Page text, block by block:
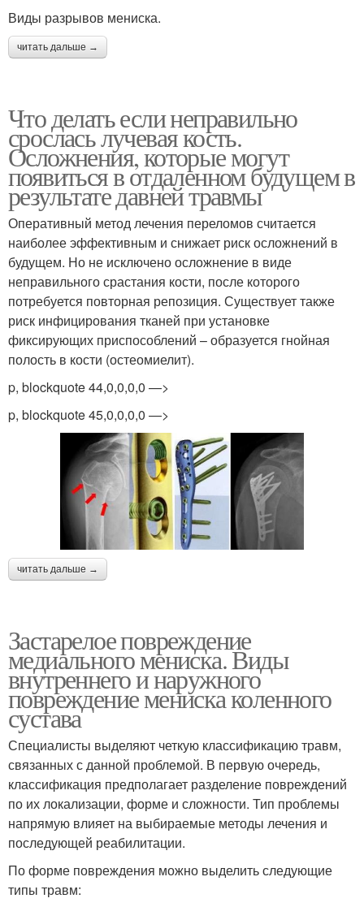
Виды разрывов мениска.
читать дальше →
Что делать если неправильно
срослась лучевая кость.
Осложнения, которые могут
появиться в отдаленном будущем в
результате давней травмы
Оперативный метод лечения переломов считается
наиболее эффективным и снижает риск осложнений в
будущем. Но не исключено осложнение в виде
неправильного срастания кости, после которого
потребуется повторная репозиция. Существует также
риск инфицирования тканей при установке
фиксирующих приспособлений – образуется гнойная
полость в кости (остеомиелит).
p, blockquote 44,0,0,0,0 —>
p, blockquote 45,0,0,0,0 —>
читать дальше →
Застарелое повреждение
медиального мениска. Виды
внутреннего и наружного
повреждение мениска коленного
сустава
Специалисты выделяют четкую классификацию травм,
связанных с данной проблемой. В первую очередь,
классификация предполагает разделение повреждений
по их локализации, форме и сложности. Тип проблемы
напрямую влияет на выбираемые методы лечения и
последующей реабилитации.
По форме повреждения можно выделить следующие
типы травм: